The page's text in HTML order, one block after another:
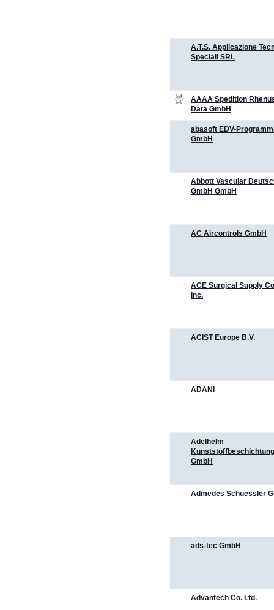
A.T.S. Applicazione
Speciali SRL
AAAA Spedition
Data GmbH
abasoft EDV-
GmbH
Abbott Vascular
GmbH GmbH
AC Aircontrols GmbH
ACE Surgical Supply
Inc.
ACIST Europe B.V.
ADANI
Adelhelm
GmbH
Admedes Schuessler
ads-tec GmbH
Advantech Co. Ltd.